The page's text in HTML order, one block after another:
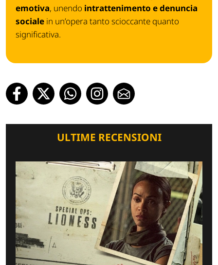
emotiva, unendo intrattenimento e denuncia
sociale in un’opera tanto scioccante quanto
significativa.
ULTIME RECENSIONI